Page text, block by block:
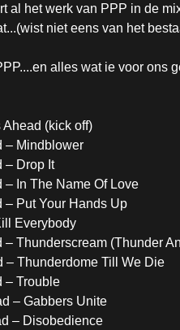
al het werk van PPP in de
niet eens van het
alles wat ie voor ons
Ahead (kick off)
– Mindblower
– Drop It
– In The Name Of Love
– Put Your Hands Up
Everybody
– Thunderscream (Thunder
– Thunderdome Till We Die
– Trouble
– Gabbers Unite
– Disobedience